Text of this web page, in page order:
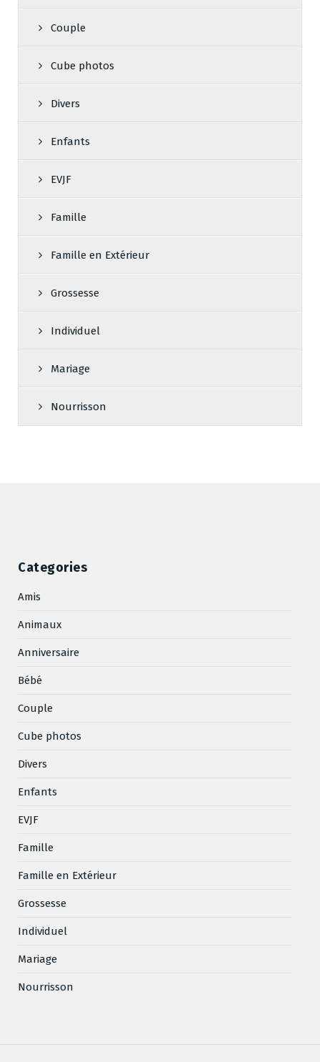
Couple
Cube photos
Divers
Enfants
EVJF
Famille
Famille en Extérieur
Grossesse
Individuel
Mariage
Nourrisson
Categories
Amis
Animaux
Anniversaire
Bébé
Couple
Cube photos
Divers
Enfants
EVJF
Famille
Famille en Extérieur
Grossesse
Individuel
Mariage
Nourrisson